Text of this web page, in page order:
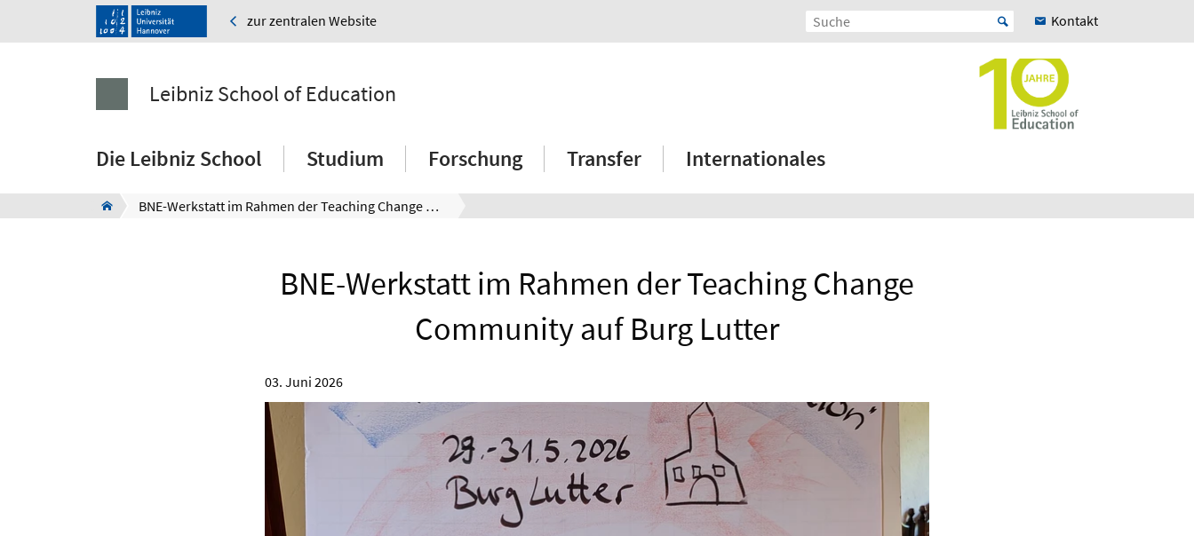
zur zentralen Website Kontakt
Leibniz School of Education
Die Leibniz School Studium Forschung Transfer Internationales
BNE-Werkstatt im Rahmen der Teaching Change Community auf Burg Lutter
BNE-Werkstatt im Rahmen der Teaching Change
Community auf Burg Lutter
03. Juni 2026